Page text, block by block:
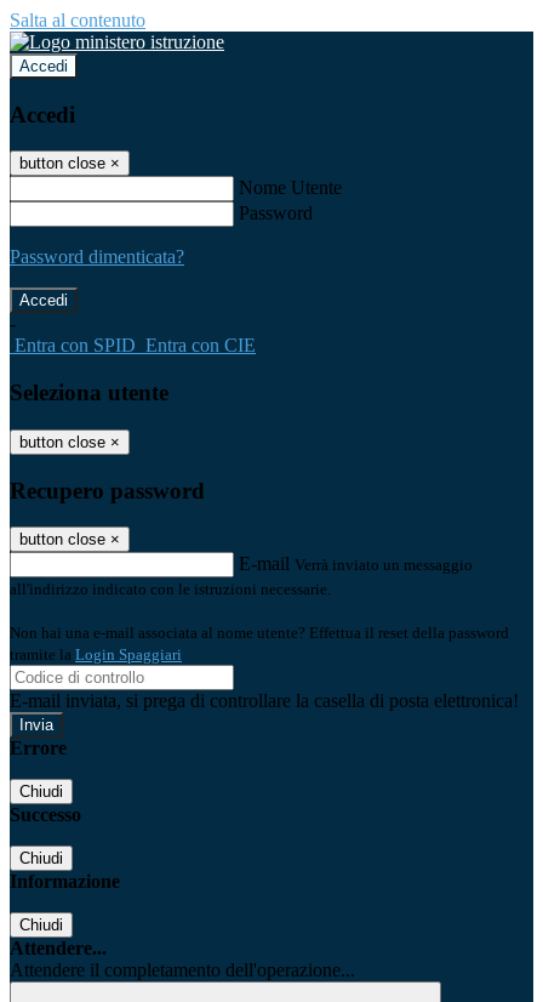
Salta al contenuto
Accedi
Accedi
button close ×
Nome Utente
Password
Password dimenticata?
-
Entra con SPID Entra con CIE
Seleziona utente
button close ×
Recupero password
button close ×
E-mail Verrà inviato un messaggio
all'indirizzo indicato con le istruzioni necessarie.
Non hai una e-mail associata al nome utente? Effettua il reset della password
tramite la Login Spaggiari
E-mail inviata, si prega di controllare la casella di posta elettronica!
Errore
Chiudi
Successo
Chiudi
Informazione
Chiudi
Attendere...
Attendere il completamento dell'operazione...